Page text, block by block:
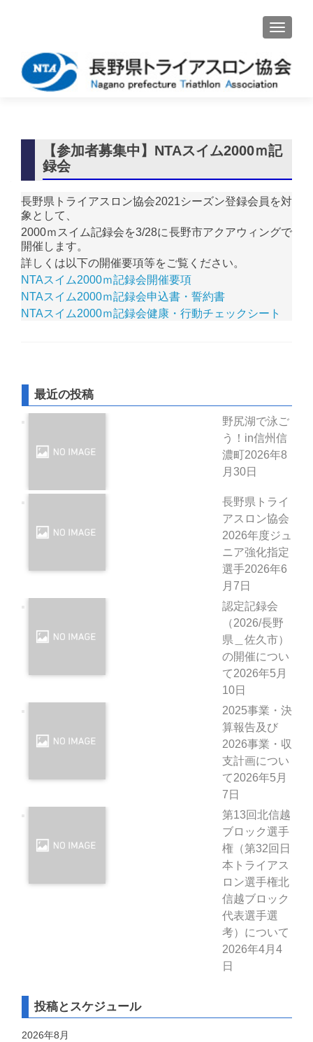
ナビゲ
【参加者募集中】NTAスイム2000ｍ記
録会
長野県トライアスロン協会2021シーズン登録会員を対
象として、
2000ｍスイム記録会を3/28に長野市アクアウィングで
開催します。
詳しくは以下の開催要項等をご覧ください。
NTAスイム2000ｍ記録会開催要項
NTAスイム2000ｍ記録会申込書・誓約書
NTAスイム2000ｍ記録会健康・行動チェックシート
最近の投稿
野尻湖で泳ご
う！in信州信
濃町 2026年8
月30日
長野県トライ
アスロン協会
2026年度ジュ
ニア強化指定
選手2026年6
月7日
認定記録会
（2026/長野
県＿佐久市）
の開催につい
て2026年5月
10日
2025事業・決
算報告及び
2026事業・収
支計画につい
て2026年5月
7日
第13回北信越
ブロック選手
権（第32回日
本トライアス
ロン選手権北
信越ブロック
代表選手選
考）について
2026年4月4
日
投稿とスケジュール
2026年8月